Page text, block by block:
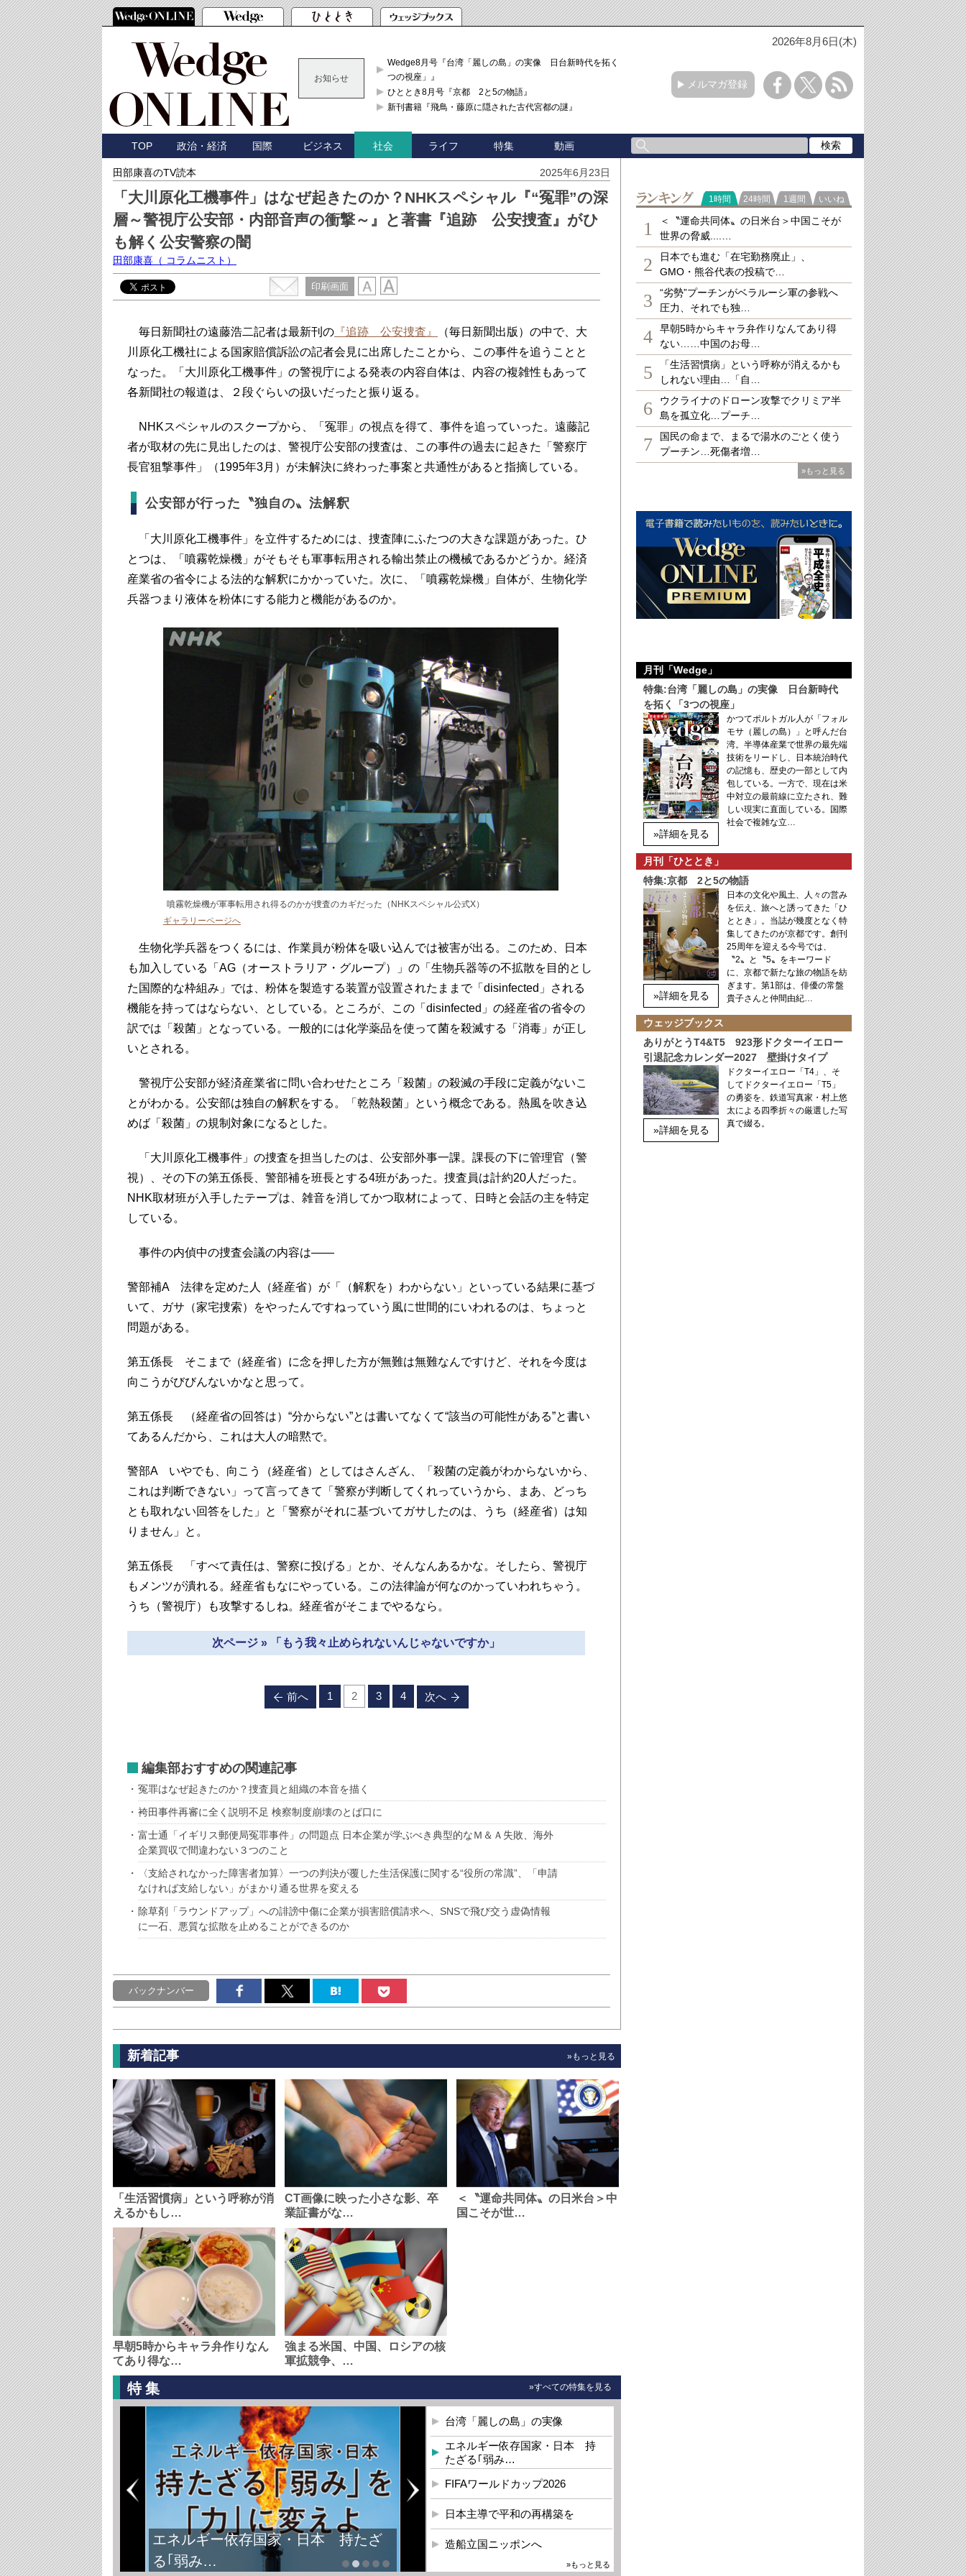
2026年8月6日(木)
お知らせ
Wedge8月号『台湾「麗しの島」の実像 日台新時代を拓く「3
つの視座」』
ひととき8月号『京都 2と5の物語』
新刊書籍『飛鳥・藤原に隠された古代宮都の謎』
メルマガ登録
TOP 政治・経済 国際 ビジネス 社会 ライフ 特集 動画
田部康喜のTV読本 2025年6月23日
「大川原化工機事件」はなぜ起きたのか？NHKスペシャル『“冤罪”の深
層～警視庁公安部・内部音声の衝撃～』と著書『追跡 公安捜査』がひ
も解く公安警察の闇
田部康喜 （ コラムニスト）
印刷画面
毎日新聞社の遠藤浩二記者は最新刊の 『追跡 公安捜査』
（毎日新聞出版）の中で、大
川原化工機社による国家賠償訴訟の記者会見に出席したことから、この事件を追うことと
なった。「大川原化工機事件」の警視庁による発表の内容自体は、内容の複雑性もあって
各新聞社の報道は、２段ぐらいの扱いだったと振り返る。
NHKスペシャルのスクープから、「冤罪」の視点を得て、事件を追っていった。遠藤記
者が取材の先に見出したのは、警視庁公安部の捜査は、この事件の過去に起きた「警察庁
長官狙撃事件」（1995年3月）が未解決に終わった事案と共通性があると指摘している。
公安部が行った〝独自の〟法解釈
「大川原化工機事件」を立件するためには、捜査陣にふたつの大きな課題があった。ひ
とつは、「噴霧乾燥機」がそもそも軍事転用される輸出禁止の機械であるかどうか。経済
産業省の省令による法的な解釈にかかっていた。次に、「噴霧乾燥機」自体が、生物化学
兵器つまり液体を粉体にする能力と機能があるのか。
噴霧乾燥機が軍事転用され得るのかが捜査のカギだった（NHKスペシャル公式X）
ギャラリーページへ
生物化学兵器をつくるには、作業員が粉体を吸い込んでは被害が出る。このため、日本
も加入している「AG（オーストラリア・グループ）」の「生物兵器等の不拡散を目的とし
た国際的な枠組み」では、粉体を製造する装置が設置されたままで「disinfected」される
機能を持ってはならない、としている。ところが、この「disinfected」の経産省の省令の
訳では「殺菌」となっている。一般的には化学薬品を使って菌を殺滅する「消毒」が正し
いとされる。
警視庁公安部が経済産業省に問い合わせたところ「殺菌」の殺滅の手段に定義がないこ
とがわかる。公安部は独自の解釈をする。「乾熱殺菌」という概念である。熱風を吹き込
めば「殺菌」の規制対象になるとした。
「大川原化工機事件」の捜査を担当したのは、公安部外事一課。課長の下に管理官（警
視）、その下の第五係長、警部補を班長とする4班があった。捜査員は計約20人だった。
NHK取材班が入手したテープは、雑音を消してかつ取材によって、日時と会話の主を特定
している。
事件の内偵中の捜査会議の内容は――
警部補A 法律を定めた人（経産省）が「（解釈を）わからない」といっている結果に基づ
いて、ガサ（家宅捜索）をやったんですねっていう風に世間的にいわれるのは、ちょっと
問題がある。
第五係長 そこまで（経産省）に念を押した方が無難は無難なんですけど、それを今度は
向こうがびびんないかなと思って。
第五係長 （経産省の回答は）“分からない”とは書いてなくて“該当の可能性がある”と書い
てあるんだから、これは大人の暗黙で。
警部A いやでも、向こう（経産省）としてはさんざん、「殺菌の定義がわからないから、
これは判断できない」って言ってきて「警察が判断してくれっていうから、まあ、どっち
とも取れない回答をした」と「警察がそれに基づいてガサしたのは、うち（経産省）は知
りません」と。
第五係長 「すべて責任は、警察に投げる」とか、そんなんあるかな。そしたら、警視庁
もメンツが潰れる。経産省もなにやっている。この法律論が何なのかっていわれちゃう。
うち（警視庁）も攻撃するしね。経産省がそこまでやるなら。
次ページ » 「もう我々止められないんじゃないですか」
前へ 1 2 3 4 次へ
編集部おすすめの関連記事
冤罪はなぜ起きたのか？捜査員と組織の本音を描く
袴田事件再審に全く説明不足 検察制度崩壊のとば口に
富士通「イギリス郵便局冤罪事件」の問題点 日本企業が学ぶべき典型的なＭ＆Ａ失敗、海外
企業買収で間違わない３つのこと
〈支給されなかった障害者加算〉一つの判決が覆した生活保護に関する“役所の常識”、「申請
なければ支給しない」がまかり通る世界を変える
除草剤「ラウンドアップ」への誹謗中傷に企業が損害賠償請求へ、SNSで飛び交う虚偽情報
に一石、悪質な拡散を止めることができるのか
バックナンバー
新着記事 »もっと見る
「生活習慣病」という呼称が消
えるかもし…
CT画像に映った小さな影、卒
業証書がな…
＜〝運命共同体〟の日米台＞中
国こそが世…
早朝5時からキャラ弁作りなん
てあり得な…
強まる米国、中国、ロシアの核
軍拡競争、…
特集 »すべての特集を見る
FIFAワールドカップ2026
台湾「麗しの島」の実像
エネルギー依存国家・日本 持
たざる｢弱み…
FIFAワールドカップ2026
日本主導で平和の再構築を
造船立国ニッポンへ
»もっと見る
ランキング
1時間 24時間 1週間 いいね
1
＜〝運命共同体〟の日米台＞中国こそが
世界の脅威....…
2
日本でも進む「在宅勤務廃止」、
GMO・熊谷代表の投稿で…
3
“劣勢”プーチンがベラルーシ軍の参戦へ
圧力、それでも独…
4
早朝5時からキャラ弁作りなんてあり得
ない……中国のお母…
5
「生活習慣病」という呼称が消えるかも
しれない理由…「自…
6
ウクライナのドローン攻撃でクリミア半
島を孤立化…プーチ…
7
国民の命まで、まるで湯水のごとく使う
プーチン…死傷者増…
»もっと見る
月刊「Wedge」
特集:台湾「麗しの島」の実像 日台新時代
を拓く「3つの視座」
»詳細を見る
かつてポルトガル人が「フォル
モサ（麗しの島）」と呼んだ台
湾。半導体産業で世界の最先端
技術をリードし、日本統治時代
の記憶も、歴史の一部として内
包している。一方で、現在は米
中対立の最前線に立たされ、難
しい現実に直面している。国際
社会で複雑な立…
月刊「ひととき」
特集:京都 2と5の物語
»詳細を見る
日本の文化や風土、人々の営み
を伝え、旅へと誘ってきた「ひ
ととき」。当誌が幾度となく特
集してきたのが京都です。創刊
25周年を迎える今号では、
〝2〟と〝5〟をキーワード
に、京都で新たな旅の物語を紡
ぎます。第1部は、俳優の常盤
貴子さんと仲間由紀…
ウェッジブックス
ありがとうT4&T5 923形ドクターイエロー
引退記念カレンダー2027 壁掛けタイプ
»詳細を見る
ドクターイエロー「T4」、そ
してドクターイエロー「T5」
の勇姿を、鉄道写真家・村上悠
太による四季折々の厳選した写
真で綴る。